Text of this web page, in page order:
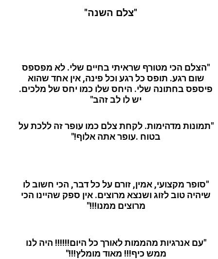
"צלם השנה" של אתר החתונות
"הצלם הכי מטורף שראיתי בחיים שלי. לא מפספס
שום רגע. תופס כל רגע וכל פינה, אין אחד שהוא
פיספס בחתונה שלי. היחס שלו כמו יחס של מלכים.
יש לו לב זהב"
"תמונות מדהימות. לקחת צלם כמו עופר זה ללכת על
בטוח .עופר אתה אלוף!"
"סופר מקצועי, אמין, זורם על כל דבר, הכי חשוב לו
שיהיה טוב לזוג ושנצא מרוצים. אין ספק שהיינו הכי
מרוצים ממנו!!!"
"עם אנרגיות מהממות לאורך כל היום!!!!!! היה לנו
ממש כיף!!! מאוד מומלץ!!!"